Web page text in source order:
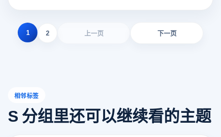
上一页
1 2 下一页
相邻标签
S 分组里还可以继续看的主题